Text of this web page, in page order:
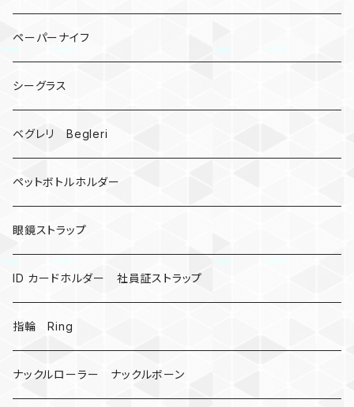
手裏剣
クロス十字架
ドリームキャッチャー
カウベル 熊鈴
昆虫
ミツバチ
AirTag
戦国武将、侍
悪魔の鍵
ペーパーナイフ
シーグラス
ベグレリ Begleri
ペットボトルホルダー
眼鏡ストラップ
ID カードホルダー 社員証ストラップ
指輪 Ring
ナックルローラー ナックルボーン